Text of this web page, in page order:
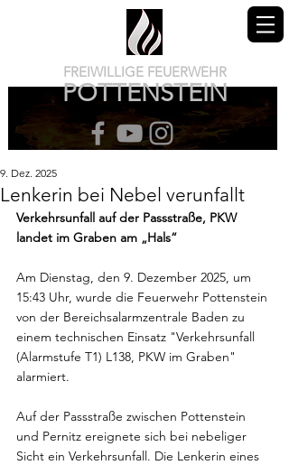
FREIWILLIGE FEUERWEHR
POTTENSTEIN
Lenkerin bei Nebel verunfallt
9. Dez. 2025
Verkehrsunfall auf der Passstraße, PKW
landet im Graben am „Hals“
Am Dienstag, den 9. Dezember 2025, um
15:43 Uhr, wurde die Feuerwehr Pottenstein
von der Bereichsalarmzentrale Baden zu
einem technischen Einsatz "Verkehrsunfall
(Alarmstufe T1) L138, PKW im Graben"
alarmiert.
Auf der Passstraße zwischen Pottenstein
und Pernitz ereignete sich bei nebeliger
Sicht ein Verkehrsunfall. Die Lenkerin eines